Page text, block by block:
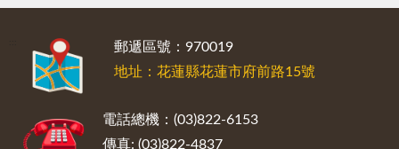
郵遞區號：970019
地址：花蓮縣花蓮市府前路15號
電話總機：(03)822-6153
傳真: (03)822-4837